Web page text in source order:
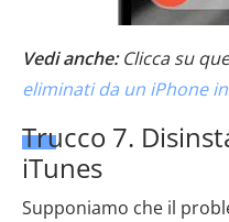
Vedi anche:Clicca su
eliminati da un iPhone
Trucco 7.
iTunes
Supponiamo che il